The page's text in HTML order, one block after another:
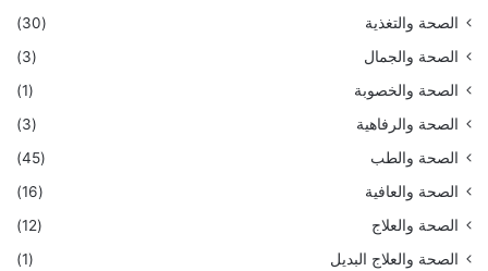
الصحة والتغذية
(30)
الصحة والجمال
(3)
الصحة والخصوبة
(1)
الصحة والرفاهية
(3)
الصحة والطب
(45)
الصحة والعافية
(16)
الصحة والعلاج
(12)
الصحة والعلاج البديل
(1)